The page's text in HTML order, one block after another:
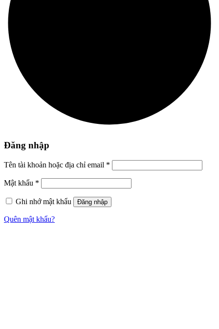
Đăng nhập
Tên tài khoản hoặc địa chỉ email *
Mật khẩu *
Ghi nhớ mật khẩu Đăng nhập
Quên mật khẩu?